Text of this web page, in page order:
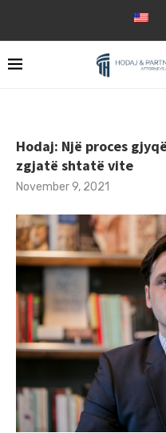
Hodaj: Një proces
zgjatë shtatë vite
November 9, 2021